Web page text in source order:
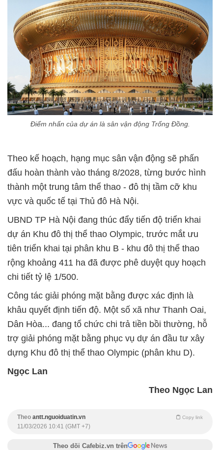
Điểm nhấn của dự án là sân vận động Trống Đồng.
Theo kế hoạch, hạng mục sân vận động sẽ phấn
đấu hoàn thành vào tháng 8/2028, từng bước hình
thành một trung tâm thể thao - đô thị tầm cỡ khu
vực và quốc tế tại Thủ đô Hà Nội.
UBND TP Hà Nội đang thúc đẩy tiến độ triển khai
dự án Khu đô thị thể thao Olympic, trước mắt ưu
tiên triển khai tại phân khu B - khu đô thị thể thao
rộng khoảng 411 ha đã được phê duyệt quy hoạch
chi tiết tỷ lệ 1/500.
Công tác giải phóng mặt bằng được xác định là
khâu quyết định tiến độ. Một số xã như Thanh Oai,
Dân Hòa... đang tổ chức chi trả tiền bồi thường, hỗ
trợ giải phóng mặt bằng phục vụ dự án đầu tư xây
dựng Khu đô thị thể thao Olympic (phân khu D).
Ngọc Lan
Theo Ngọc Lan
Theo antt.nguoiduatin.vn Copy link
11/03/2026 10:41 (GMT +7)
Theo dõi Cafebiz.vn trên